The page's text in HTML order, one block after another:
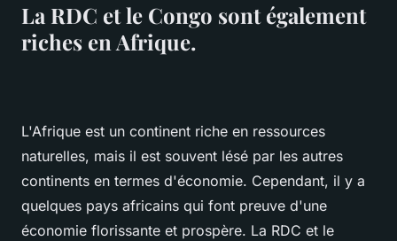
La RDC et le Congo sont également
riches en Afrique.
L'Afrique est un continent riche en ressources
naturelles, mais il est souvent lésé par les autres
continents en termes d'économie. Cependant, il y a
quelques pays africains qui font preuve d'une
économie florissante et prospère. La RDC et le